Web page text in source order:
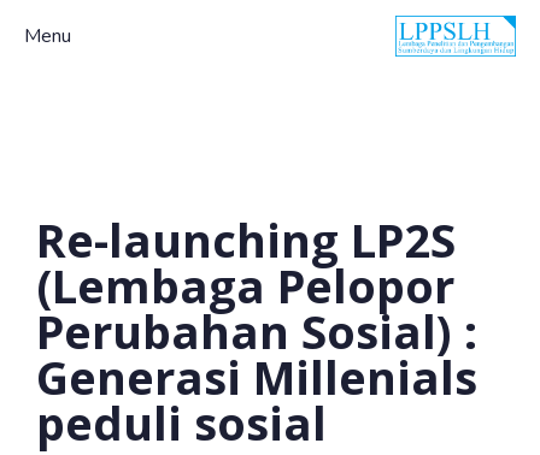
Menu
Re-launching LP2S
(Lembaga Pelopor
Perubahan Sosial) :
Generasi Millenials
peduli sosial